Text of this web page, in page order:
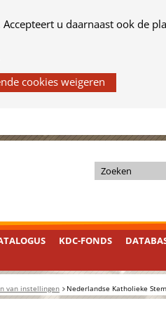
u daarnaast ook de
KDC-FONDS
van instellingen Nederlandse Katholieke